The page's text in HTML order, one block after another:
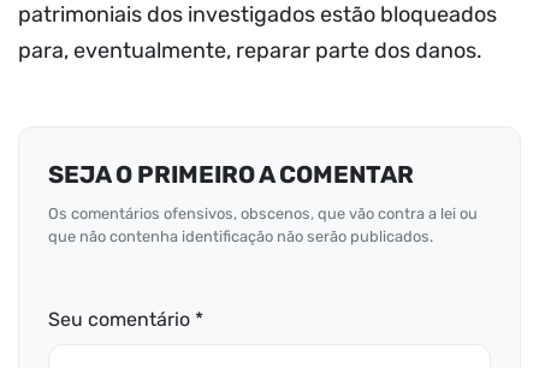
patrimoniais dos investigados estão bloqueados
para, eventualmente, reparar parte dos danos.
SEJA O PRIMEIRO A COMENTAR
Os comentários ofensivos, obscenos, que vão contra a lei ou
que não contenha identificação não serão publicados.
Seu comentário *